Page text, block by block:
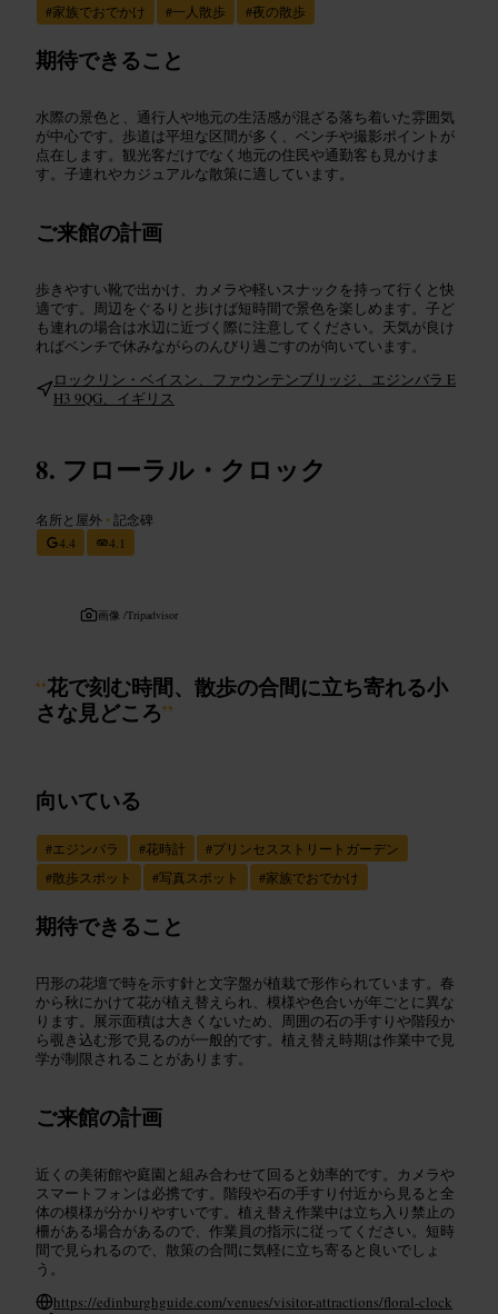
#家族でおでかけ #一人散歩 #夜の散歩
期待できること
水際の景色と、通行人や地元の生活感が混ざる落ち着いた雰囲気
が中心です。歩道は平坦な区間が多く、ベンチや撮影ポイントが
点在します。観光客だけでなく地元の住民や通勤客も見かけま
す。子連れやカジュアルな散策に適しています。
ご来館の計画
歩きやすい靴で出かけ、カメラや軽いスナックを持って行くと快
適です。周辺をぐるりと歩けば短時間で景色を楽しめます。子ど
も連れの場合は水辺に近づく際に注意してください。天気が良け
ればベンチで休みながらのんびり過ごすのが向いています。
ロックリン・ベイスン、ファウンテンブリッジ、エジンバラ E
H3 9QG、イギリス
フローラル・クロック
名所と屋外 •記念碑
4.4
4.1
画像 /Tripadvisor
“花で刻む時間、散歩の合間に立ち寄れる小
さな見どころ”
向いている
#エジンバラ #花時計 #プリンセスストリートガーデン
#散歩スポット #写真スポット #家族でおでかけ
期待できること
円形の花壇で時を示す針と文字盤が植栽で形作られています。春
から秋にかけて花が植え替えられ、模様や色合いが年ごとに異な
ります。展示面積は大きくないため、周囲の石の手すりや階段か
ら覗き込む形で見るのが一般的です。植え替え時期は作業中で見
学が制限されることがあります。
ご来館の計画
近くの美術館や庭園と組み合わせて回ると効率的です。カメラや
スマートフォンは必携です。階段や石の手すり付近から見ると全
体の模様が分かりやすいです。植え替え作業中は立ち入り禁止の
柵がある場合があるので、作業員の指示に従ってください。短時
間で見られるので、散策の合間に気軽に立ち寄ると良いでしょ
う。
https://edinburghguide.com/venues/visitor-attractions/floral-clock